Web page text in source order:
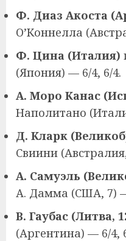
Ф. Диаз Акоста
О’Коннелла
Ф. Цина (Италия)
(Япония) — 6/4, 6/4.
А. Моро Канас
Наполитано
Д. Кларк
Свиини
А. Самуэль
А. Дамма (США, 7) —
В. Гаубас (Литва,
(Аргентина) — 6/4,